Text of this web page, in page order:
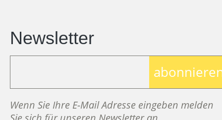
Newsletter
Wenn Sie Ihre E-Mail Adresse eingeben melden